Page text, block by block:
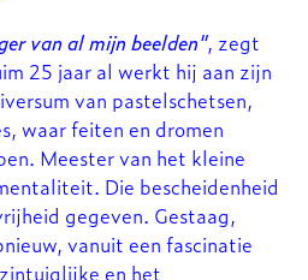
van al mijn beelden", zegt
25 jaar al werkt hij aan zijn
van pastelschetsen,
waar feiten en dromen
Meester van het kleine
Die bescheidenheid
gegeven. Gestaag,
vanuit een fascinatie
en het